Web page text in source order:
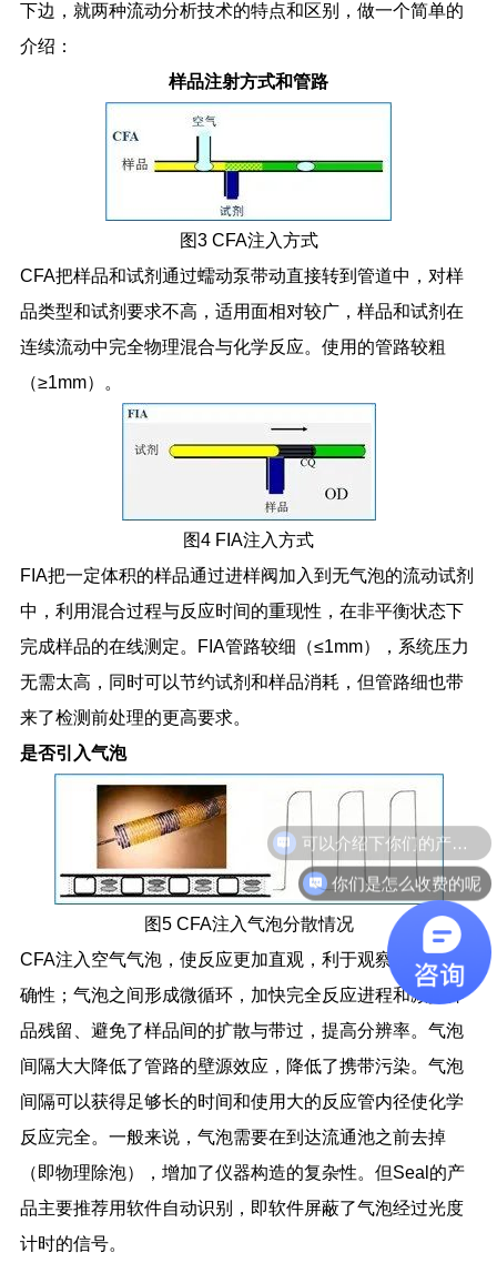
下边，就两种流动分析技术的特点和区别，做一个简单的
介绍：
样品注射方式和管路
图3 CFA注入方式
CFA把样品和试剂通过蠕动泵带动直接转到管道中，对样
品类型和试剂要求不高，适用面相对较广，样品和试剂在
连续流动中完全物理混合与化学反应。使用的管路较粗
（≥1mm）。
图4 FIA注入方式
FIA把一定体积的样品通过进样阀加入到无气泡的流动试剂
中，利用混合过程与反应时间的重现性，在非平衡状态下
完成样品的在线测定。
FIA管路较细（≤1mm），系统压力
无需太高，同时可以节约试剂和样品消耗，但管路细也带
来了检测前处理的更高要求。
是否引入气泡
图5 CFA注入气泡分散情况
CFA注入空气气泡，使反应更加直观，利于观察操作的正
确性；气泡之间形成微循环，加快完全反应进程和减少样
品残留、避免了样品间的扩散与带过，提高分辨率。气泡
间隔大大降低了管路的壁源效应，降低了携带污染。气泡
间隔可以获得足够长的时间和使用大的反应管内径使化学
反应完全。一般来说，气泡需要在到达流通池之前去掉
（即物理除泡），增加了仪器构造的复杂性。但Seal 的产
品主要推荐用软件自动识别，即软件屏蔽了气泡经过光度
计时的信号。
你们是怎么收费的呢